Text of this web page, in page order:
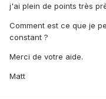
j'ai plein de points très
Comment est ce que je
constant ?
Merci de votre aide.
Matt